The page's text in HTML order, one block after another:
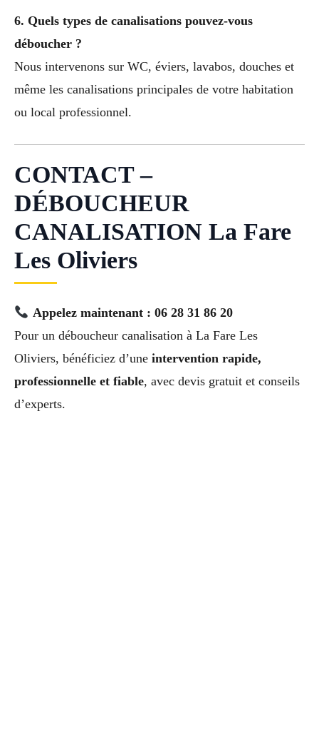
6. Quels types de canalisations pouvez-vous
déboucher ?
Nous intervenons sur WC, éviers, lavabos, douches et
même les canalisations principales de votre habitation
ou local professionnel.
CONTACT –
DÉBOUCHEUR
CANALISATION La Fare
Les Oliviers
Appelez maintenant : 06 28 31 86 20
Pour un déboucheur canalisation à La Fare Les
Oliviers, bénéficiez d’une intervention rapide,
professionnelle et fiable, avec devis gratuit et conseils
d’experts.